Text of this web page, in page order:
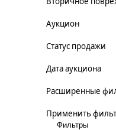
Аукцион
Статус продажи
Дата аукциона
Расширенные
Применить
Фильтры